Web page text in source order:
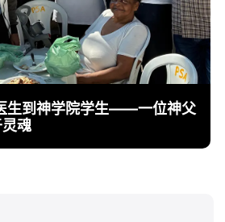
生到神学院学生——一位神父
魂